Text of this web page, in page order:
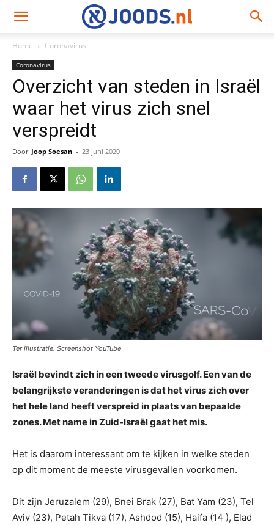
Home Coronavirus
Coronavirus
Overzicht van steden in Israël
waar het virus zich snel
verspreidt
Door Joop Soesan - 23 juni 2020
Ter illustratie. Screenshot YouTube
Israël bevindt zich in een tweede virusgolf. Een van de
belangrijkste veranderingen is dat het virus zich over
het hele land heeft verspreid in plaats van bepaalde
zones. Met name in Zuid-Israël gaat het mis.
Het is daarom interessant om te kijken in welke steden
op dit moment de meeste virusgevallen voorkomen.
Dit zijn Jeruzalem (29), Bnei Brak (27), Bat Yam (23), Tel
Aviv (23), Petah Tikva (17), Ashdod (15), Haifa (14 ), Elad